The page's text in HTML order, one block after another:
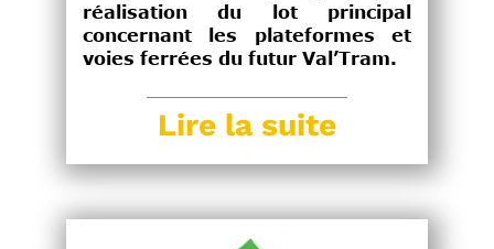
réalisation du lot principal
concernant les plateformes et
voies ferrées du futur Val’Tram.
Lire la suite